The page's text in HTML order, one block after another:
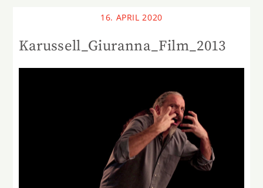
16. APRIL 2020
Karussell_Giuranna_Film_2013